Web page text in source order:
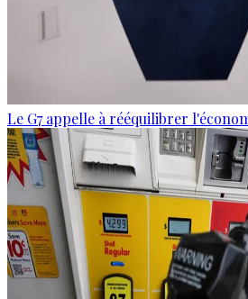
Le G7 appelle à rééquilibrer